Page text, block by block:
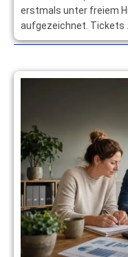
erstmals unter freiem
aufgezeichnet. Tickets